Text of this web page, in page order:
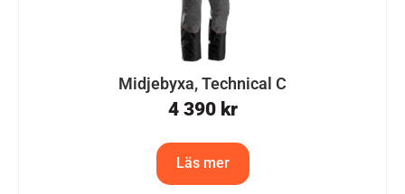
Midjebyxa, Technical C
4 390 kr
Läs mer